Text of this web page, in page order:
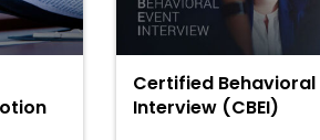
Certified Behavioral
Interview (CBEI)